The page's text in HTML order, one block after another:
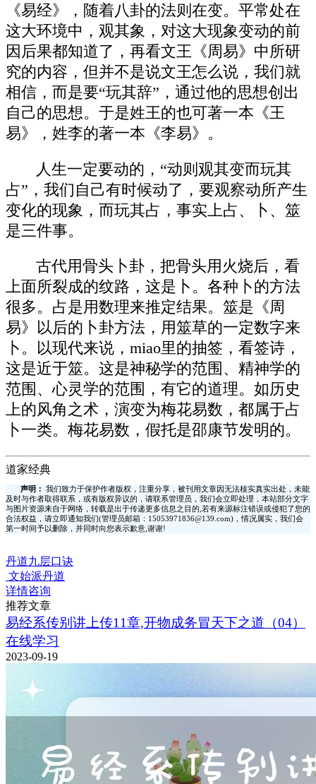
《易经》，随着八卦的法则在变。平常处在
这大环境中，观其象，对这大现象变动的前
因后果都知道了，再看文王《周易》中所研
究的内容，但并不是说文王怎么说，我们就
相信，而是要“玩其辞”，通过他的思想创出
自己的思想。于是姓王的也可著一本《王
易》，姓李的著一本《李易》。
人生一定要动的，“动则观其变而玩其
占”，我们自己有时候动了，要观察动所产生
变化的现象，而玩其占，事实上占、卜、筮
是三件事。
古代用骨头卜卦，把骨头用火烧后，看
上面所裂成的纹路，这是卜。各种卜的方法
很多。占是用数理来推定结果。筮是《周
易》以后的卜卦方法，用筮草的一定数字来
卜。以现代来说，miao里的抽签，看签诗，
这是近于筮。这是神秘学的范围、精神学的
范围、心灵学的范围，有它的道理。如历史
上的风角之术，演变为梅花易数，都属于占
卜一类。梅花易数，假托是邵康节发明的。
道家经典
声明：
我们致力于保护作者版权，注重分享，被刊用文章因无法核实真实出处，未能
及时与作者取得联系，或有版权异议的，请联系管理员，我们会立即处理，本站部分文字
与图片资源来自于网络，转载是出于传递更多信息之目的,若有来源标注错误或侵犯了您的
合法权益，请立即通知我们(管理员邮箱：15053971836@139.com)，情况属实，我们会
第一时间予以删除，并同时向您表示歉意,谢谢!
丹道九层口诀
文始派丹道
详情咨询
推荐文章
易经系传别讲上传11章,开物成务冒天下之道（04）
在线学习
2023-09-19